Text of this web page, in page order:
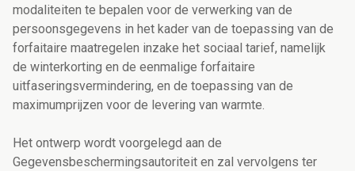
modaliteiten te bepalen voor de verwerking van de
persoonsgegevens in het kader van de toepassing van de
forfaitaire maatregelen inzake het sociaal tarief, namelijk
de winterkorting en de eenmalige forfaitaire
uitfaseringsvermindering, en de toepassing van de
maximumprijzen voor de levering van warmte.
Het ontwerp wordt voorgelegd aan de
Gegevensbeschermingsautoriteit en zal vervolgens ter